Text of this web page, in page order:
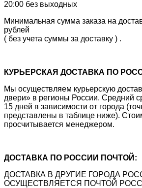
20:00 без выходных
Минимальная сумма заказа на
рублей
( без учета суммы за доставку ) .
КУРЬЕРСКАЯ ДОСТАВКА ПО
Мы осуществляем курьерскую
двери» в регионы России. Средний
15 дней в зависимости от города
представлены в таблице ниже).
просчитывается менеджером.
ДОСТАВКА ПО РОССИИ ПОЧТОЙ:
ДОСТАВКА В ДРУГИЕ ГОРОДА
ОСУЩЕСТВЛЯЕТСЯ ПОЧТОЙ